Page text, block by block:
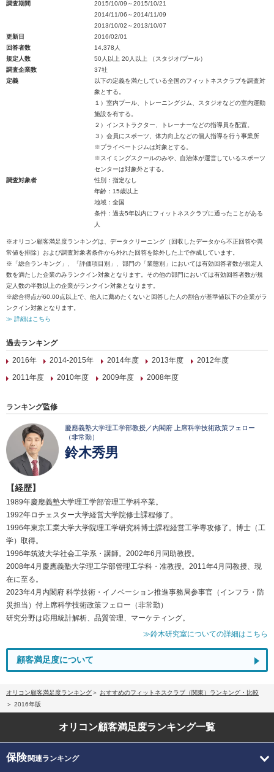
調査期間
2015/10/09～2015/10/21
2014/11/06～2014/11/09
2013/10/02～2013/10/07
更新日
2016/02/01
回答者数
14,378人
規定人数
50人以上 20人以上 （スタジオ/プール）
調査企業数
37社
定義
以下の定義を満たしている全国のフィットネスクラブを調査対
象とする。
１）室内プール、トレーニングジム、スタジオなどの室内運動
施設を有する。
２）インストラクター、トレーナーなどの指導員を配置。
３）会員にスポーツ、体力向上などの個人指導を行う事業所
※プライベートジムは対象とする。
※スイミングスクールのみや、自治体が運営しているスポーツ
センターは対象外とする。
調査対象者
性別：指定なし
年齢：15歳以上
地域：全国
条件：過去5年以内にフィットネスクラブに通ったことがある
人
※オリコン顧客満足度ランキングは、データクリーニング（回収したデータから不正回答や異
常値を排除）および調査対象者条件から外れた回答を除外した上で作成しています。
※「総合ランキング」、「評価項目別」、部門の「業態別」においては有効回答者数が規定人
数を満たした企業のみランクイン対象となります。その他の部門においては有効回答者数が規
定人数の半数以上の企業がランクイン対象となります。
※総合得点が60.00点以上で、他人に薦めたくないと回答した人の割合が基準値以下の企業がラ
ンクイン対象となります。
≫ 詳細はこちら
過去ランキング
2016年
2014-2015年 2014年度 2013年度
2012年度
2011年度
2010年度 2009年度 2008年度
ランキング監修
慶應義塾大学理工学部教授／内閣府 上席科学技術政策フェロー
（非常勤）
鈴木秀男
【経歴】
1989年慶應義塾大学理工学部管理工学科卒業。
1992年ロチェスター大学経営大学院修士課程修了。
1996年東京工業大学大学院理工学研究科博士課程経営工学専攻修了。博士（工
学）取得。
1996年筑波大学社会工学系・講師。2002年6月同助教授。
2008年4月慶應義塾大学理工学部管理工学科・准教授。2011年4月同教授、現
在に至る。
2023年4月内閣府 科学技術・イノベーション推進事務局参事官（インフラ・防
災担当）付上席科学技術政策フェロー（非常勤）
研究分野は応用統計解析、品質管理、マーケティング。
≫鈴木研究室についての詳細はこちら
顧客満足度について
オリコン顧客満足度ランキング
おすすめのフィットネスクラブ（関東）ランキング・比較
2016年版
オリコン顧客満足度ランキング一覧
保険関連ランキング